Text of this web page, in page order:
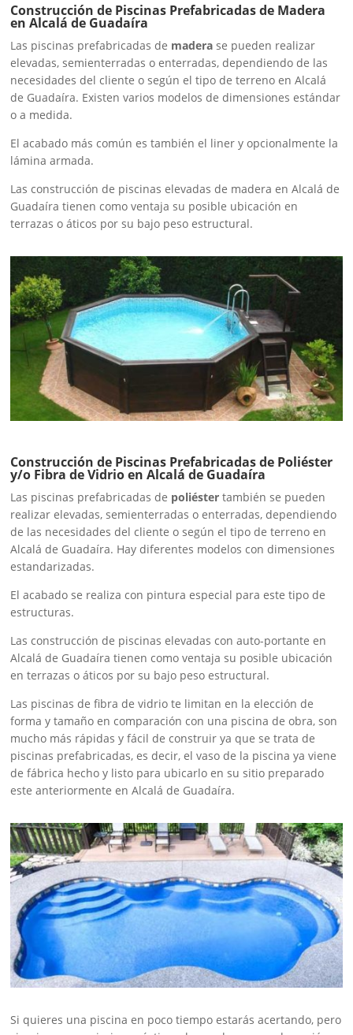
Construcción de Piscinas Prefabricadas de Madera
en Alcalá de Guadaíra
Las piscinas prefabricadas de madera se pueden realizar
elevadas, semienterradas o enterradas, dependiendo de las
necesidades del cliente o según el tipo de terreno en Alcalá
de Guadaíra. Existen varios modelos de dimensiones estándar
o a medida.
El acabado más común es también el liner y opcionalmente la
lámina armada.
Las construcción de piscinas elevadas de madera en Alcalá de
Guadaíra tienen como ventaja su posible ubicación en
terrazas o áticos por su bajo peso estructural.
Construcción de Piscinas Prefabricadas de Poliéster
y/o Fibra de Vidrio en Alcalá de Guadaíra
Las piscinas prefabricadas de poliéster también se pueden
realizar elevadas, semienterradas o enterradas, dependiendo
de las necesidades del cliente o según el tipo de terreno en
Alcalá de Guadaíra. Hay diferentes modelos con dimensiones
estandarizadas.
El acabado se realiza con pintura especial para este tipo de
estructuras.
Las construcción de piscinas elevadas con auto-portante en
Alcalá de Guadaíra tienen como ventaja su posible ubicación
en terrazas o áticos por su bajo peso estructural.
Las piscinas de fibra de vidrio te limitan en la elección de
forma y tamaño en comparación con una piscina de obra, son
mucho más rápidas y fácil de construir ya que se trata de
piscinas prefabricadas, es decir, el vaso de la piscina ya viene
de fábrica hecho y listo para ubicarlo en su sitio preparado
este anteriormente en Alcalá de Guadaíra.
Si quieres una piscina en poco tiempo estarás acertando, pero